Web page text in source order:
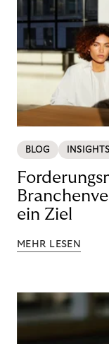
BLOG INSIGHTS
ein Ziel
MEHR LESEN